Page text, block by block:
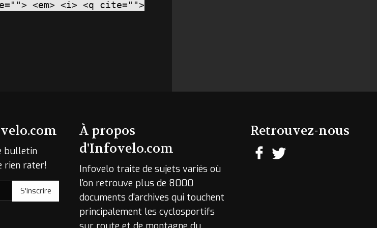
<em> <i> <q cite="">
bulletin
rien rater!
S'inscrire
À propos
d'Infovelo.com
Infovelo traite de sujets variés où
l'on retrouve plus de 8000
documents d'archives qui touchent
principalement les cyclosportifs
Retrouvez-nous